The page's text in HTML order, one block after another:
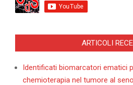
ARTICOLI
Identificati biomarcatori ematici
chemioterapia nel tumore al seno